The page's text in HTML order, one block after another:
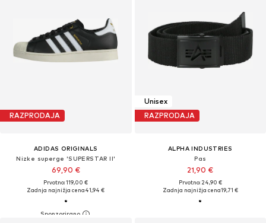
RAZPRODAJA
ADIDAS ORIGINALS
Nizke superge 'SUPERSTAR II'
69,90 €
Prvotno: 119,00 €
Zadnja najnižja cena41,94 €
Unisex
RAZPRODAJA
ALPHA INDUSTRIES
Pas
21,90 €
Prvotno: 24,90 €
Zadnja najnižja cena19,71 €